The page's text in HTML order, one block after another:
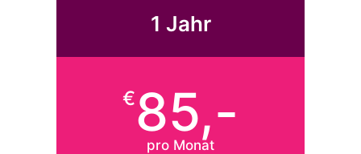
1 Jahr
€85,-
pro Monat